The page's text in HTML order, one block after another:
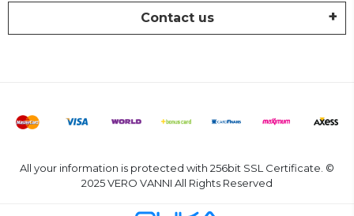
Contact us
All your information is protected with 256bit SSL Certificate. ©
2025 VERO VANNI All Rights Reserved